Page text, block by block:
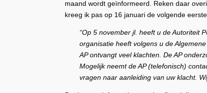
maand wordt geïnformeerd. Reken daar
kreeg ik pas op 16 januari de volgende
“Op 5 november jl. heeft u de
organisatie heeft volgens u de
AP ontvangt veel klachten. De AP
Mogelijk neemt de AP (telefonisch)
vragen naar aanleiding van uw klacht.